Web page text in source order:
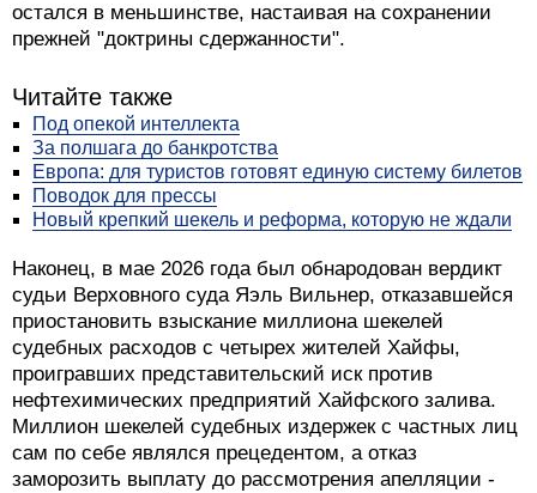
остался в меньшинстве, настаивая на сохранении
прежней "доктрины сдержанности".
Читайте также
Под опекой интеллекта
За полшага до банкротства
Европа: для туристов готовят единую систему билетов
Поводок для прессы
Новый крепкий шекель и реформа, которую не ждали
Наконец, в мае 2026 года был обнародован вердикт
судьи Верховного суда Яэль Вильнер, отказавшейся
приостановить взыскание миллиона шекелей
судебных расходов с четырех жителей Хайфы,
проигравших представительский иск против
нефтехимических предприятий Хайфского залива.
Миллион шекелей судебных издержек с частных лиц
сам по себе являлся прецедентом, а отказ
заморозить выплату до рассмотрения апелляции -